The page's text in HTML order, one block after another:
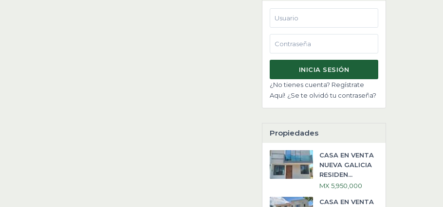
INICIA SESIÓN
¿No tienes cuenta? Regístrate
Aquí! ¿Se te olvidó tu contraseña?
Propiedades
CASA EN VENTA
NUEVA GALICIA
RESIDEN...
MX 5,950,000
CASA EN VENTA